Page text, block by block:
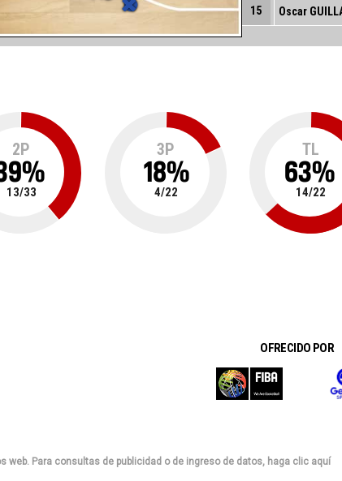
15
2P
%
13/33
3P
18%
4/22
TL
63%
14/22
OFRECIDO POR
Para consultas de publicidad o de ingreso de datos, haga clic aquí